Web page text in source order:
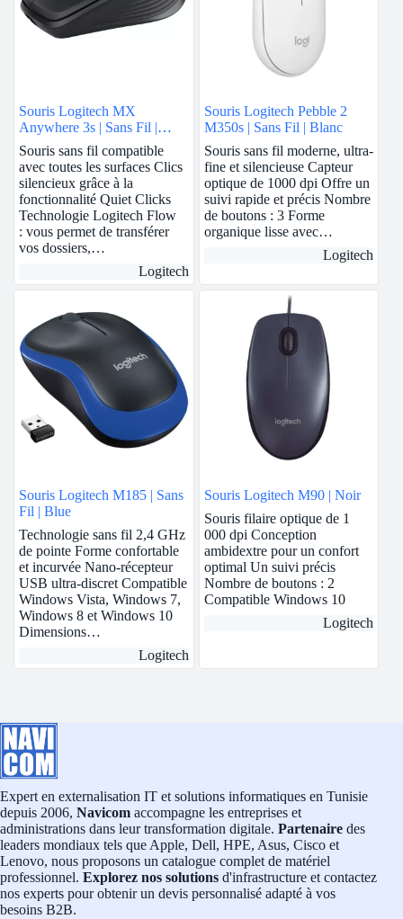
Souris Logitech MX
Anywhere 3s | Sans Fil |
Graphite
Souris sans fil compatible
avec toutes les surfaces Clics
silencieux grâce à la
fonctionnalité Quiet Clicks
Technologie Logitech Flow
: vous permet de transférer
vos dossiers,…
Logitech
Souris Logitech Pebble 2
M350s | Sans Fil | Blanc
Souris sans fil moderne, ultra-
fine et silencieuse Capteur
optique de 1000 dpi Offre un
suivi rapide et précis Nombre
de boutons : 3 Forme
organique lisse avec…
Logitech
Souris Logitech M185 | Sans
Fil | Blue
Technologie sans fil 2,4 GHz
de pointe Forme confortable
et incurvée Nano-récepteur
USB ultra-discret Compatible
Windows Vista, Windows 7,
Windows 8 et Windows 10
Dimensions…
Logitech
Souris Logitech M90 | Noir
Souris filaire optique de 1
000 dpi Conception
ambidextre pour un confort
optimal Un suivi précis
Nombre de boutons : 2
Compatible Windows 10
Logitech
Expert en externalisation IT et solutions informatiques en Tunisie
depuis 2006, Navicom accompagne les entreprises et
administrations dans leur transformation digitale. Partenaire des
leaders mondiaux tels que Apple, Dell, HPE, Asus, Cisco et
Lenovo, nous proposons un catalogue complet de matériel
professionnel. Explorez nos solutions d'infrastructure et contactez
nos experts pour obtenir un devis personnalisé adapté à vos
besoins B2B.